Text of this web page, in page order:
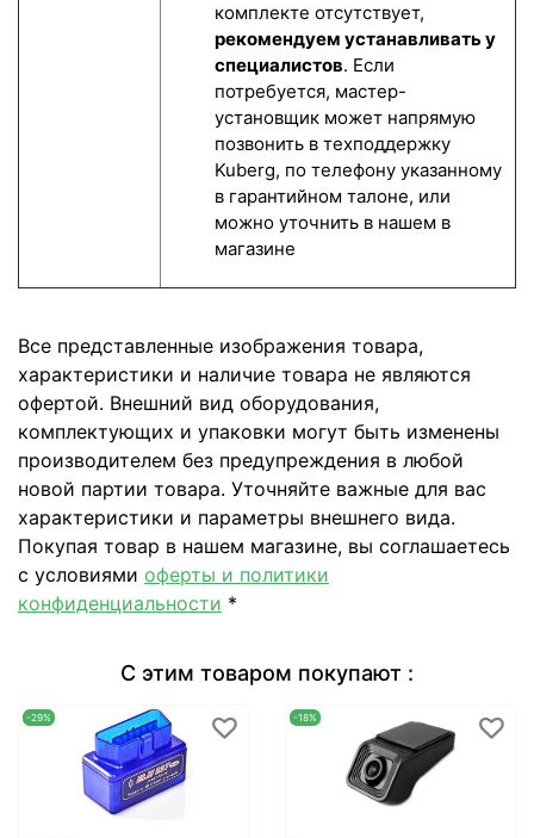
комплекте отсутствует,
рекомендуем устанавливать у
специалистов. Если
потребуется, мастер-
установщик может напрямую
позвонить в техподдержку
Kuberg, по телефону указанному
в гарантийном талоне, или
можно уточнить в нашем в
магазине
Все представленные изображения товара,
характеристики и наличие товара не являются
офертой. Внешний вид оборудования,
комплектующих и упаковки могут быть изменены
производителем без предупреждения в любой
новой партии товара. Уточняйте важные для вас
характеристики и параметры внешнего вида.
Покупая товар в нашем магазине, вы соглашаетесь
с условиями оферты и политики
конфиденциальности *
С этим товаром покупают :
-29% -18%